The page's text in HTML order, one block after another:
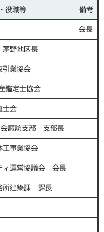
役職等 備考
会長
野地区長
引業協会
鑑定士協会
士会
会諏訪支部 支部長
工事業協会
ィ運営協議会 会長
所建築課 課長